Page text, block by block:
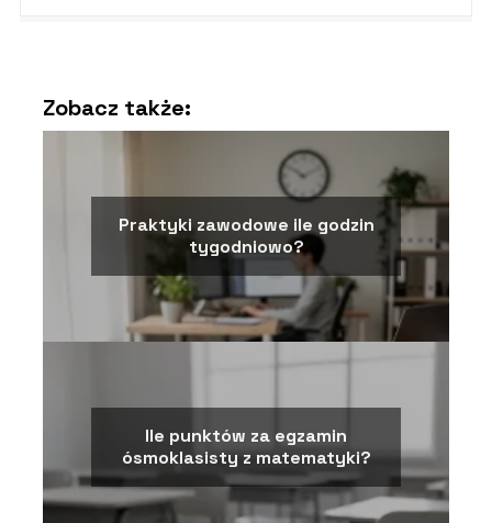
Zobacz także:
Praktyki zawodowe ile godzin
tygodniowo?
Ile punktów za egzamin
ósmoklasisty z matematyki?